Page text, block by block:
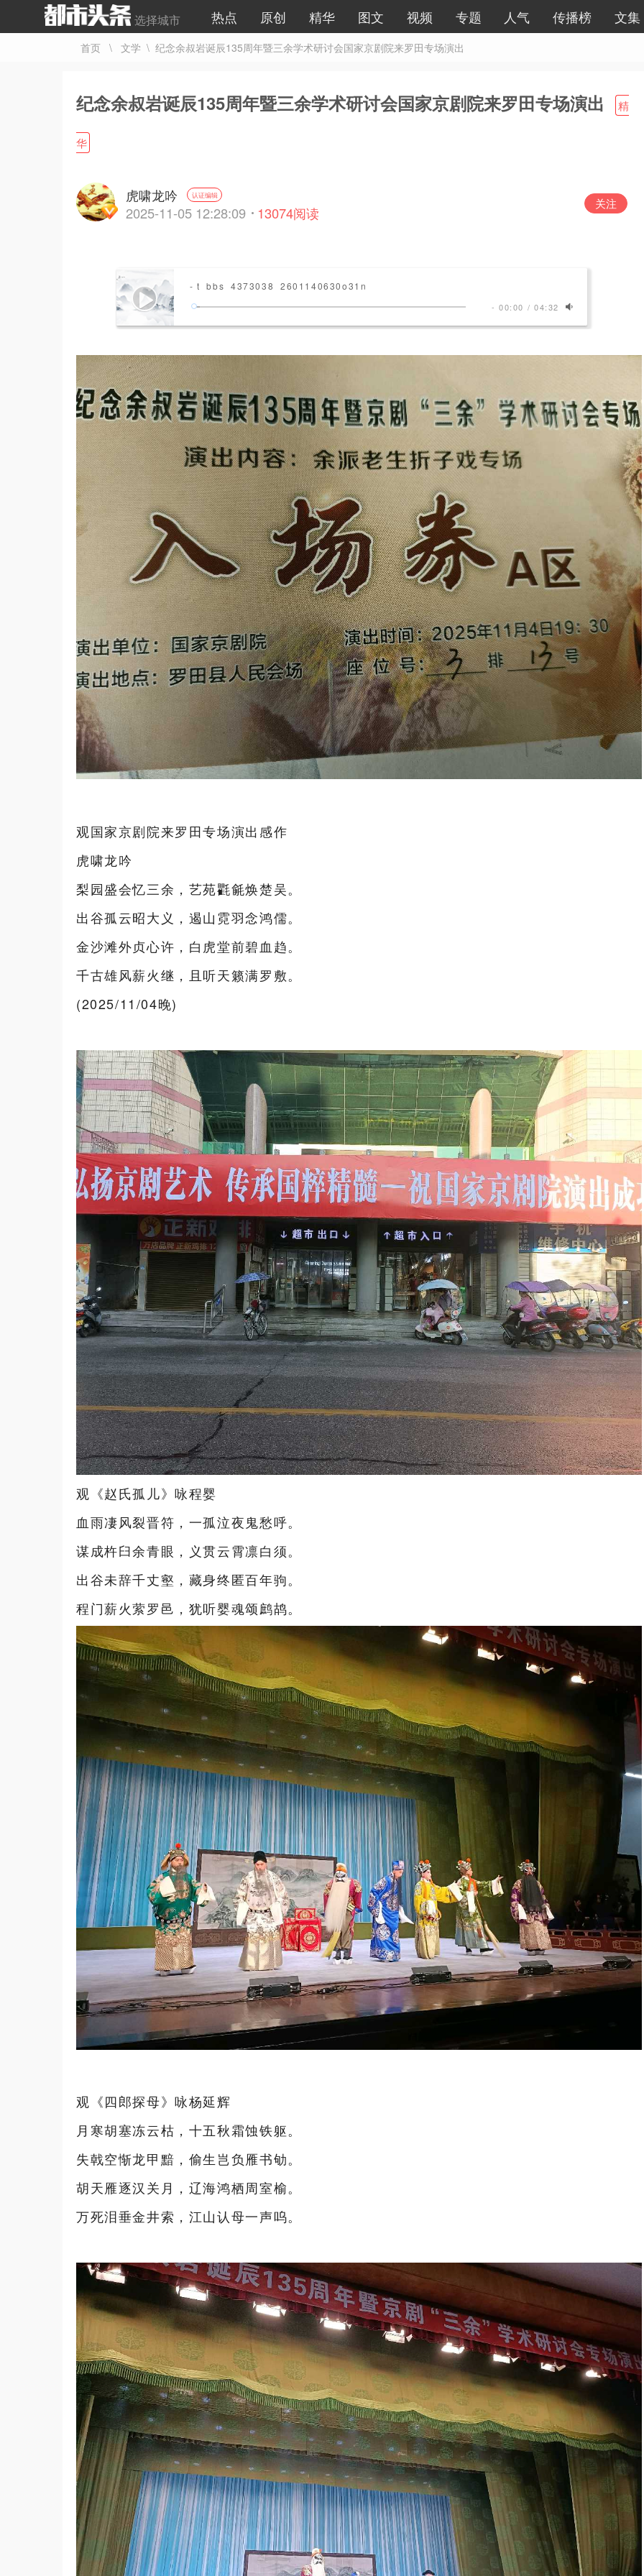
选择城市 热点 原创 精华 图文 视频 专题 人气 传播榜 文集
首页 \ 文学 \ 纪念余叔岩诞辰135周年暨三余学术研讨会国家京剧院来罗田专场演出
纪念余叔岩诞辰135周年暨三余学术研讨会国家京剧院来罗田专场演出 精
华
虎啸龙吟 认证编辑
2025-11-05 12:28:09 13074阅读
关注
- t_bbs_4373038_2601140630o31n
- 00:00 / 04:32
观国家京剧院来罗田专场演出感作
虎啸龙吟
梨园盛会忆三余，艺苑氍毹焕楚吴。
出谷孤云昭大义，遏山霓羽念鸿儒。
金沙滩外贞心许，白虎堂前碧血趋。
千古雄风薪火继，且听天籁满罗敷。
​(2025/11/04晚)
观《赵氏孤儿》咏程婴
血雨凄风裂晋符，一孤泣夜鬼愁呼。
谋成杵臼余青眼，义贯云霄凛白须。
出谷未辞千丈壑，藏身终匿百年驹。
程门薪火萦罗邑，犹听婴魂颂鹧鸪。
观《四郎探母》咏杨延辉
月寒胡塞冻云枯，十五秋霜蚀铁躯。
失戟空惭龙甲黯，偷生岂负雁书劬。
胡天雁逐汉关月，辽海鸿栖周室榆。
万死泪垂金井索，江山认母一声呜。